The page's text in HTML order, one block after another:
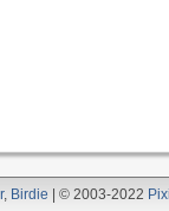
, Birdie | © 2003-2022